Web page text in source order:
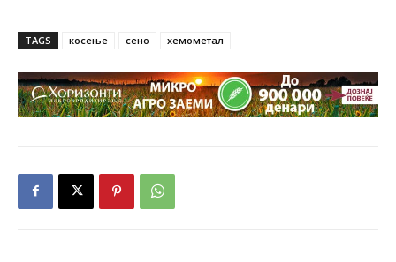
TAGS косење сено хемометал